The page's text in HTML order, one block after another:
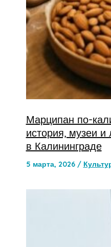
Марципан по-
история, музеи и
в Калининграде
5 марта, 2026 /